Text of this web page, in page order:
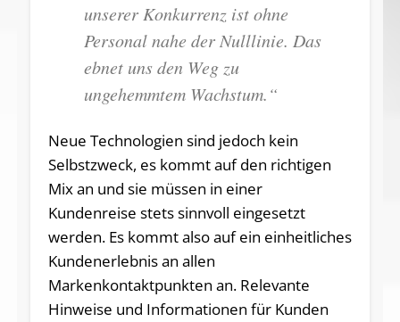
unserer Konkurrenz ist ohne
Personal nahe der Nulllinie. Das
ebnet uns den Weg zu
ungehemmtem Wachstum.“
Neue Technologien sind jedoch kein
Selbstzweck, es kommt auf den richtigen
Mix an und sie müssen in einer
Kundenreise stets sinnvoll eingesetzt
werden. Es kommt also auf ein einheitliches
Kundenerlebnis an allen
Markenkontaktpunkten an. Relevante
Hinweise und Informationen für Kunden